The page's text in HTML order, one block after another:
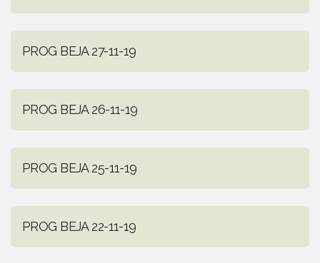
PROG BEJA 27-11-19
PROG BEJA 26-11-19
PROG BEJA 25-11-19
PROG BEJA 22-11-19